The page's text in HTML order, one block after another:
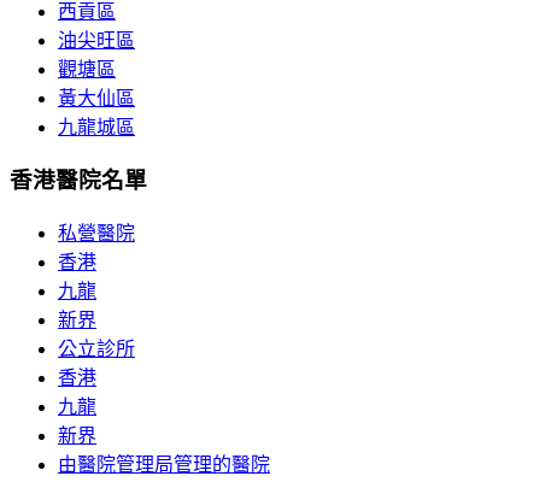
西貢區
油尖旺區
觀塘區
黃大仙區
九龍城區
香港醫院名單
私營醫院
香港
九龍
新界
公立診所
香港
九龍
新界
由醫院管理局管理的醫院